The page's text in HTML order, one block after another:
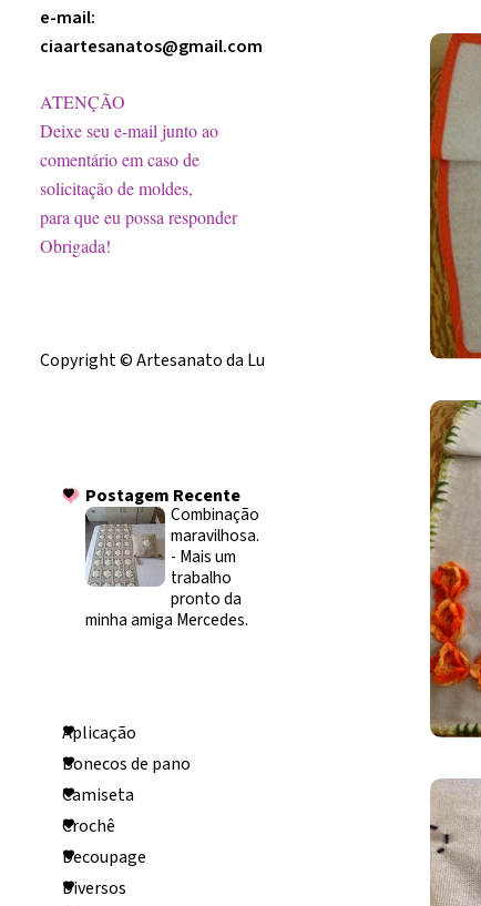
e-mail:
ciaartesanatos@gmail.com
ATENÇÃO
Deixe seu e-mail junto ao
comentário em caso de
solicitação de moldes,
para que eu possa responder
Obrigada!
Copyright © Artesanato da Lu
Postagem Recente
Combinação
maravilhosa.
- Mais um
trabalho
pronto da
minha amiga Mercedes.
Aplicação
Bonecos de pano
Camiseta
Crochê
Decoupage
Diversos